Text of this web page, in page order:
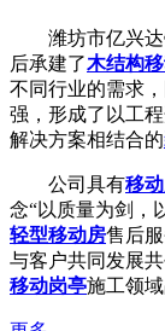
潍坊市亿兴达
后承建了木结构
不同行业的需求
强，形成了以工
解决方案相结合的
公司具有移
念“以质量为剑，
轻型移动房售后
与客户共同发展
移动岗亭施工领